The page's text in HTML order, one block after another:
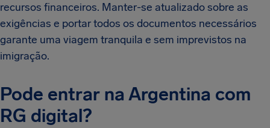
recursos financeiros. Manter-se atualizado sobre as
exigências e portar todos os documentos necessários
garante uma viagem tranquila e sem imprevistos na
imigração.
Pode entrar na Argentina com
RG digital?